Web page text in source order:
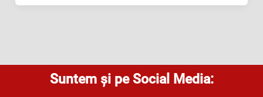
Suntem și pe Social Media: